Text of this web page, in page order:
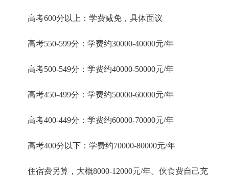
高考600分以上：学费减免，具体面议
高考550-599分：学费约30000-40000元/年
高考500-549分：学费约40000-50000元/年
高考450-499分：学费约50000-60000元/年
高考400-449分：学费约60000-70000元/年
高考400分以下：学费约70000-80000元/年
住宿费另算，大概8000-12000元/年。伙食费自己充